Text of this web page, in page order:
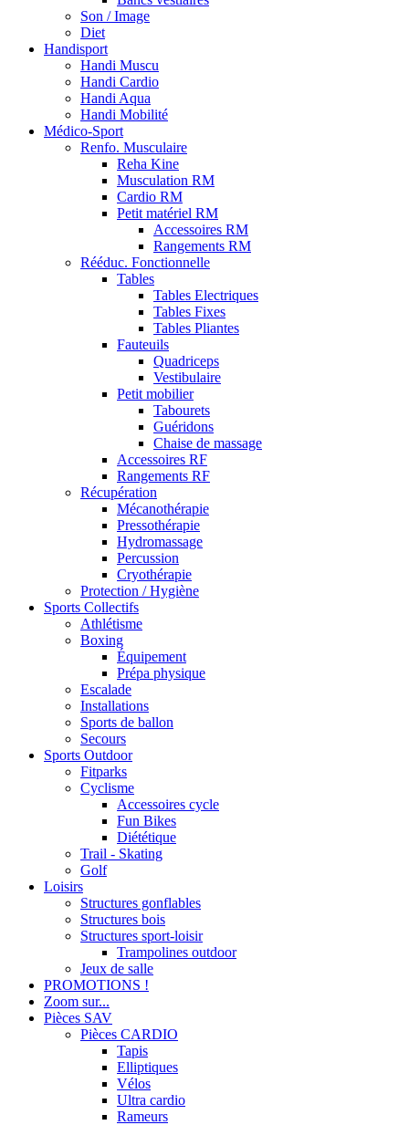
Son / Image
Diet
Handisport
Handi Muscu
Handi Cardio
Handi Aqua
Handi Mobilité
Médico-Sport
Renfo. Musculaire
Reha Kine
Musculation RM
Cardio RM
Petit matériel RM
Accessoires RM
Rangements RM
Rééduc. Fonctionnelle
Tables
Tables Electriques
Tables Fixes
Tables Pliantes
Fauteuils
Quadriceps
Vestibulaire
Petit mobilier
Tabourets
Guéridons
Chaise de massage
Accessoires RF
Rangements RF
Récupération
Mécanothérapie
Pressothérapie
Hydromassage
Percussion
Cryothérapie
Protection / Hygiène
Sports Collectifs
Athlétisme
Boxing
Équipement
Prépa physique
Escalade
Installations
Sports de ballon
Secours
Sports Outdoor
Fitparks
Cyclisme
Accessoires cycle
Fun Bikes
Diététique
Trail - Skating
Golf
Loisirs
Structures gonflables
Structures bois
Structures sport-loisir
Trampolines outdoor
Jeux de salle
PROMOTIONS !
Zoom sur...
Pièces SAV
Pièces CARDIO
Tapis
Elliptiques
Vélos
Ultra cardio
Rameurs